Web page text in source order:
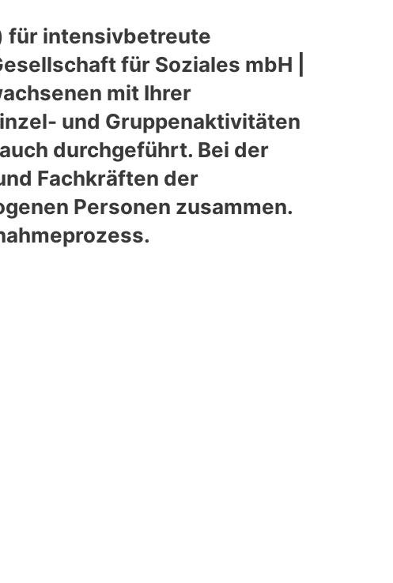
für intensivbetreute
für Soziales mbH |
mit Ihrer
und Gruppenaktivitäten
durchgeführt. Bei der
Fachkräften der
Personen zusammen.